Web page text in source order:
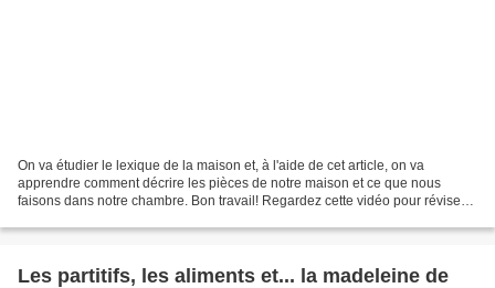
On va étudier le lexique de la maison et, à l'aide de cet article, on va
apprendre comment décrire les pièces de notre maison et ce que nous
faisons dans notre chambre. Bon travail! Regardez cette vidéo pour réviser
Les partitifs, les aliments et... la madeleine de